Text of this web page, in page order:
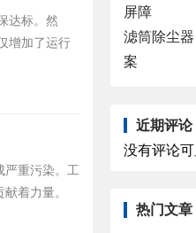
达标。然
增加了运行
严重污染。工
着力量。
屏障
滤筒除尘
案
近期评论
没有评论可
热门文章